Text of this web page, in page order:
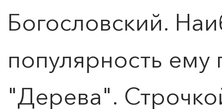
Богословский.
популярность ему
"Дерева".